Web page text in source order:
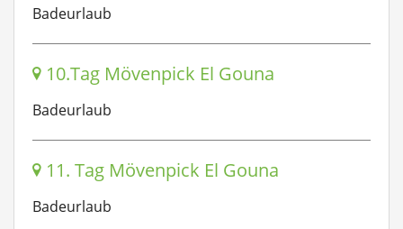
Badeurlaub
10.Tag Mövenpick El Gouna
Badeurlaub
11. Tag Mövenpick El Gouna
Badeurlaub